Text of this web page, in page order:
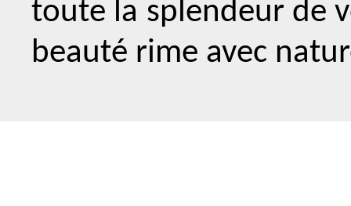
toute la splendeur de
beauté rime avec